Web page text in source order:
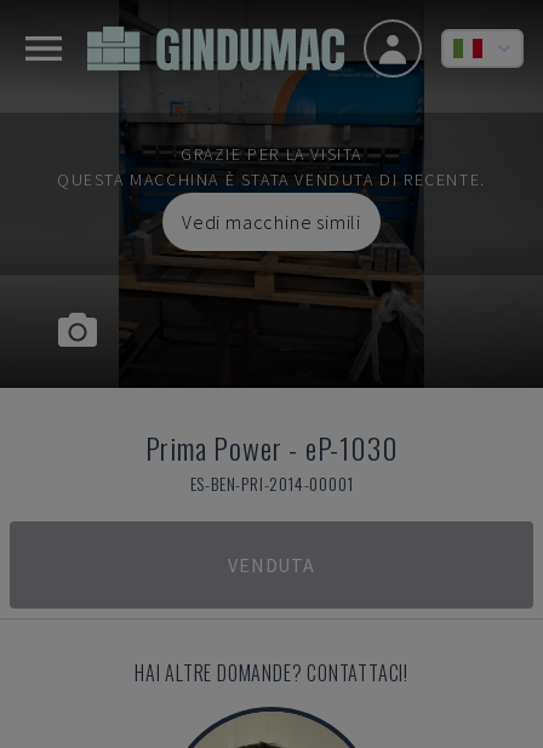
GRAZIE PER LA VISITA
QUESTA MACCHINA È STATA VENDUTA DI RECENTE.
Vedi macchine simili
Prima Power - eP-1030
ES-BEN-PRI-2014-00001
VENDUTA
HAI ALTRE DOMANDE? CONTATTACI!